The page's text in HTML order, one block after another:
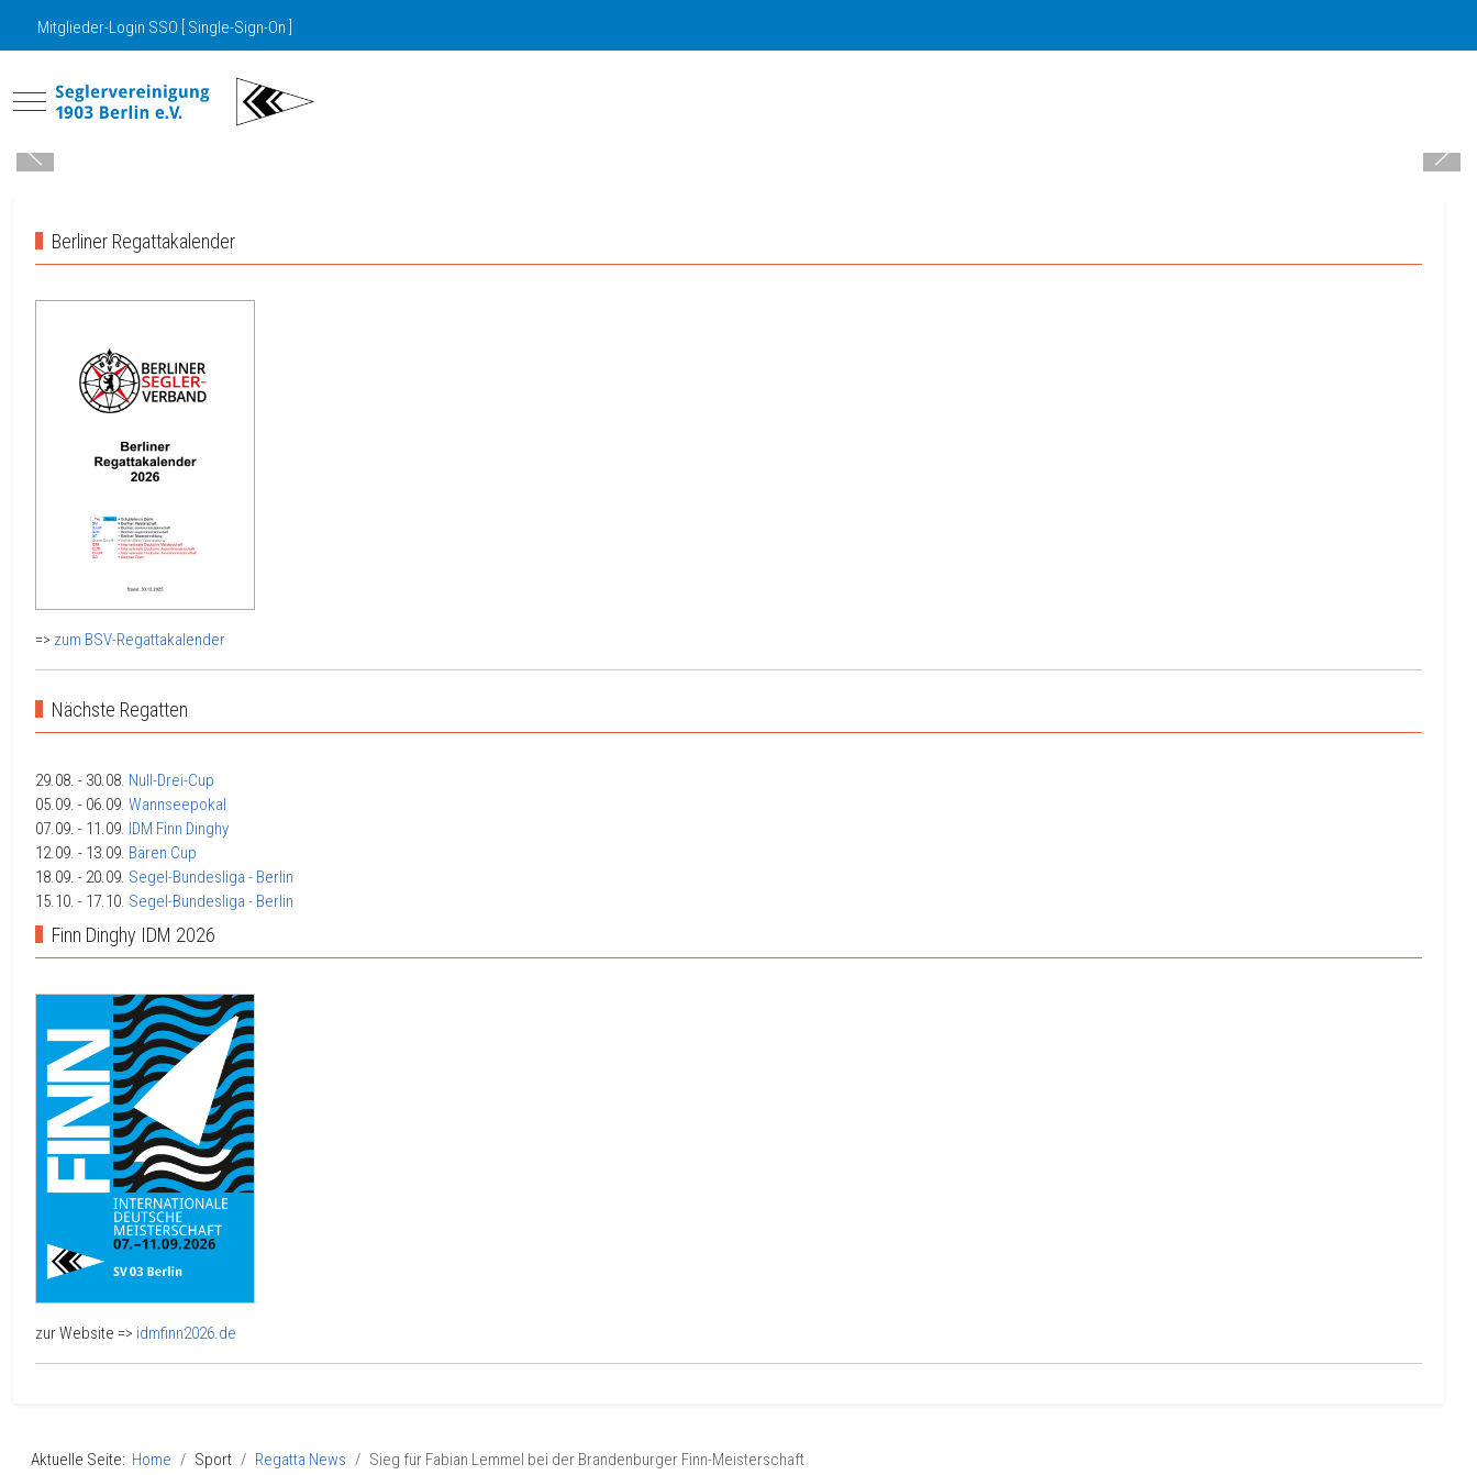
Mitglieder-Login SSO [ Single-Sign-On ]
Mobile Menu Toggle
Berliner Regattakalender
=> zum BSV-Regattakalender
Nächste Regatten
29.08. - 30.08. Null-Drei-Cup
05.09. - 06.09. Wannseepokal
07.09. - 11.09. IDM Finn Dinghy
12.09. - 13.09. Bären Cup
18.09. - 20.09. Segel-Bundesliga - Berlin
15.10. - 17.10. Segel-Bundesliga - Berlin
Finn Dinghy IDM 2026
zur Website => idmfinn2026.de
Aktuelle Seite: Home Sport Regatta News Sieg für Fabian Lemmel bei der Brandenburger Finn-Meisterschaft